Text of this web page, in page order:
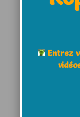
E-Mail *
Website
Entrez